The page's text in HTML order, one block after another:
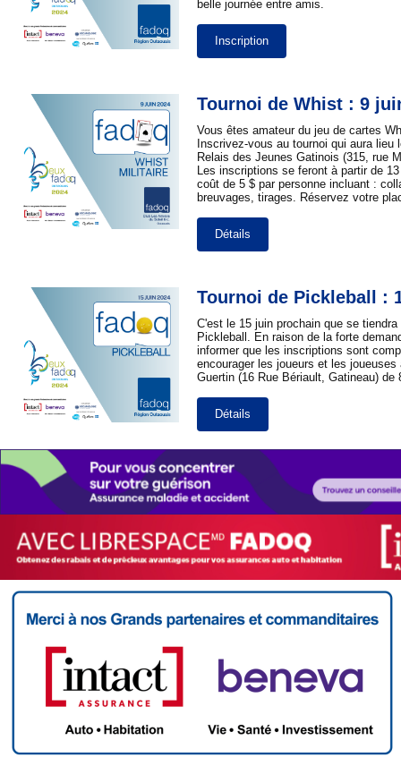
belle journée entre amis.
Inscription
Tournoi de Whist : 9
Vous êtes amateur du jeu de cartes
Inscrivez-vous au tournoi qui aura lieu
Relais des Jeunes Gatinois (315, rue
Les inscriptions se feront à partir de
coût de 5 $ par personne incluant :
breuvages, tirages. Réservez votre
Détails
Tournoi de Pickleball :
C'est le 15 juin prochain que se tiendra
Pickleball. En raison de la forte
informer que les inscriptions sont
encourager les joueurs et les joueuses
Guertin (16 Rue Bériault, Gatineau) de
Détails